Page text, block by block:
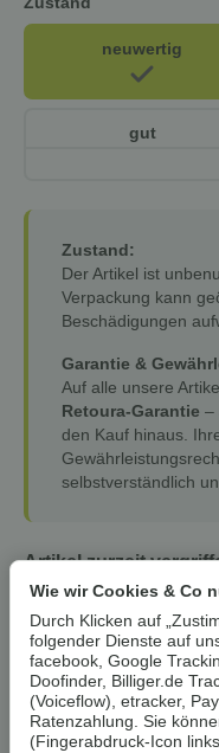
neuwertig
gut
Zustand:
Der Artikel ist
Verpackung kann
Beschädigungen
Garantie &
Auf alle unsere
Retoura-Garantie –
den Kauf hinaus.
selbstverständlich
Artikel zurzeit
Artikelnummer:
HAN:100275570007
Kategorie:
Wie wir Cookies & Co
Durch Klicken auf
folgender Dienste auf
facebook, Google
Doofinder, Billiger.de
(Voiceflow), etracker,
Ratenzahlung. Sie
(Fingerabdruck-Icon